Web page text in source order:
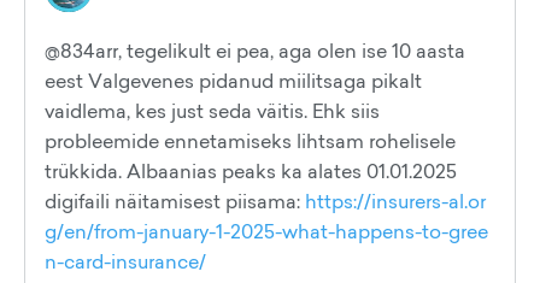
@834arr, tegelikult ei pea, aga olen ise 10 aasta
eest Valgevenes pidanud miilitsaga pikalt
vaidlema, kes just seda väitis. Ehk siis
probleemide ennetamiseks lihtsam rohelisele
trükkida. Albaanias peaks ka alates 01.01.2025
digifaili näitamisest piisama: https://insurers-al.or
g/en/from-january-1-2025-what-happens-to-gree
n-card-insurance/